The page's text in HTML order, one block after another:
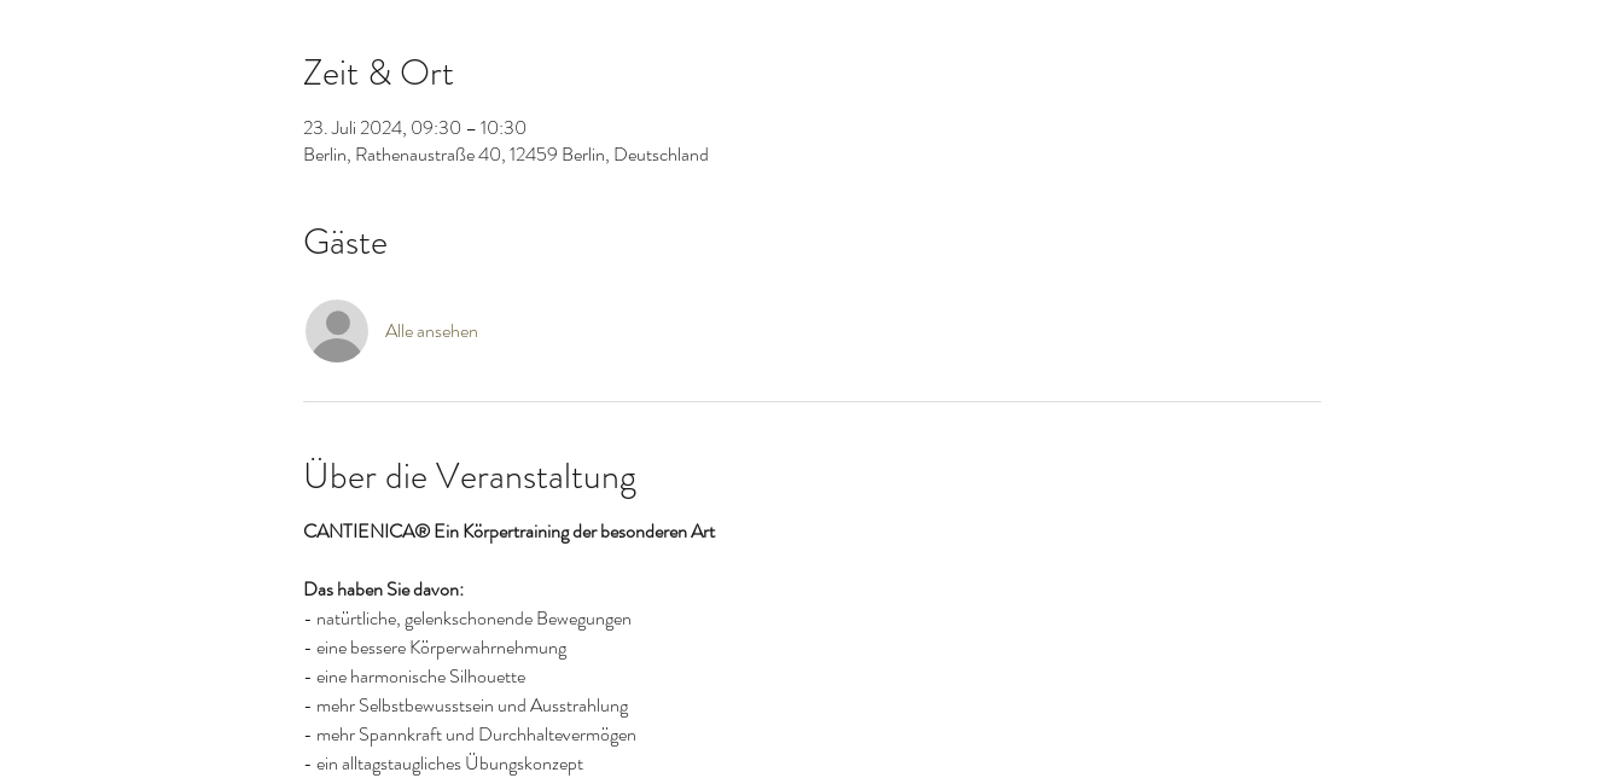
Zeit & Ort
23. Juli 2024, 09:30 – 10:30
Berlin, Rathenaustraße 40, 12459 Berlin, Deutschland
Gäste
Alle ansehen
Über die Veranstaltung
CANTIENICA® Ein Körpertraining der besonderen Art
Das haben Sie davon:
- natürtliche, gelenkschonende Bewegungen
- eine bessere Körperwahrnehmung
- eine harmonische Silhouette
- mehr Selbstbewusstsein und Ausstrahlung
- mehr Spannkraft und Durchhaltevermögen
- ein alltagstaugliches Übungskonzept